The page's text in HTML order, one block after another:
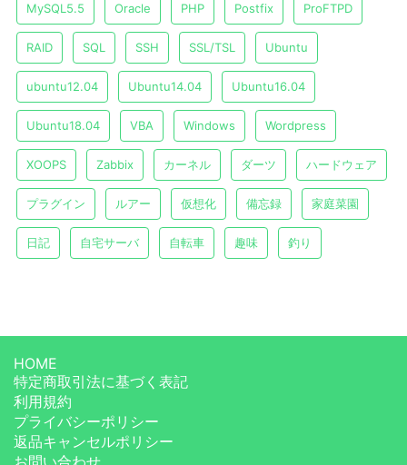
MySQL5.5 Oracle PHP Postfix ProFTPD
RAID SQL SSH SSL/TSL Ubuntu
ubuntu12.04 Ubuntu14.04 Ubuntu16.04
Ubuntu18.04 VBA Windows Wordpress
XOOPS Zabbix カーネル ダーツ ハードウェア
プラグイン ルアー 仮想化 備忘録 家庭菜園
日記 自宅サーバ 自転車 趣味 釣り
HOME
特定商取引法に基づく表記
利用規約
プライバシーポリシー
返品キャンセルポリシー
お問い合わせ